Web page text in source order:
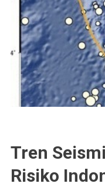
Tren
Risiko